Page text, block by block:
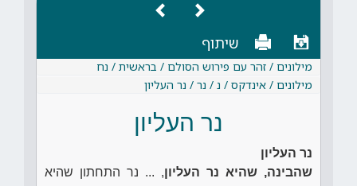
שיתוף
מילונים / זהר עם פירוש הסולם / בראשית / נח
מילונים / אינדקס / נ / נר / נר העליון
נר העליון
נר העליון
שהבינה, שהיא נר העליון, ... נר התחתון שהיא